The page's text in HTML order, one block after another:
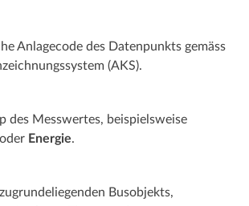
Anlagecode des Datenpunkts gemäss
(AKS).
des Messwertes, beispielsweise
Energie.
Busobjekts,